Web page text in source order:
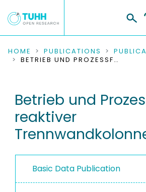
COMMUNITIES & COLLECTIONS
RESEARCH DATA
PEOPLE
PROJECTS
HOME PUBLICATIONS
BETRIEB UND PROZESSFÜHRUNG REAKTIVER TRENNWANDKOLONNEN
Betrieb und
reaktiver
Basic Data Publication